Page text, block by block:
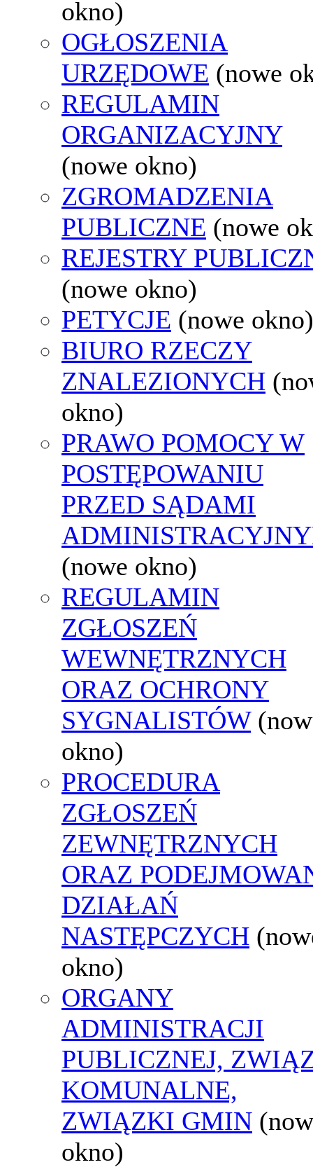
okno)
OGŁOSZENIA
URZĘDOWE (nowe
REGULAMIN
ORGANIZACYJNY
(nowe okno)
ZGROMADZENIA
PUBLICZNE (nowe
REJESTRY
(nowe okno)
PETYCJE (nowe okno)
BIURO RZECZY
ZNALEZIONYCH
okno)
PRAWO POMOCY W
POSTĘPOWANIU
PRZED SĄDAMI
(nowe okno)
REGULAMIN
ZGŁOSZEŃ
WEWNĘTRZNYCH
ORAZ OCHRONY
SYGNALISTÓW
okno)
PROCEDURA
ZGŁOSZEŃ
ZEWNĘTRZNYCH
ORAZ
DZIAŁAŃ
NASTĘPCZYCH
okno)
ORGANY
ADMINISTRACJI
PUBLICZNEJ,
KOMUNALNE,
ZWIĄZKI GMIN
okno)